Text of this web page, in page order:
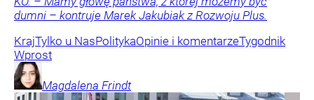
dumni – kontruje Marek Jakubiak z Rozwoju Plus.
KrajTylko u NasPolitykaOpinie i komentarzeTygodnik
Wprost
Magdalena Frindt